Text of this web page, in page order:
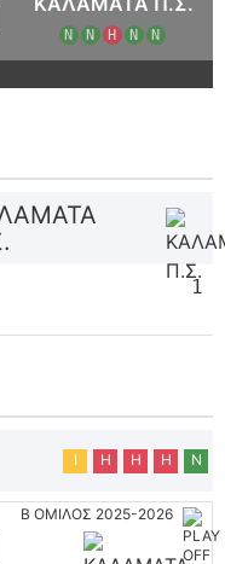
Ν Ν Η Ν Ν
1
Ι Η Η Η Ν
Β ΟΜΙΛΟΣ 2025-2026